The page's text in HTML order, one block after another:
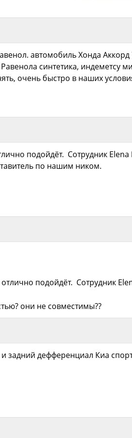
автомобиль Хонда
синтетика, индеметсу
очень быстро в наших
подойдёт. Сотрудник
по нашим ником.
отлично подойдёт. Сотрудник
они не совместимы??
и задний дефференциал Киа